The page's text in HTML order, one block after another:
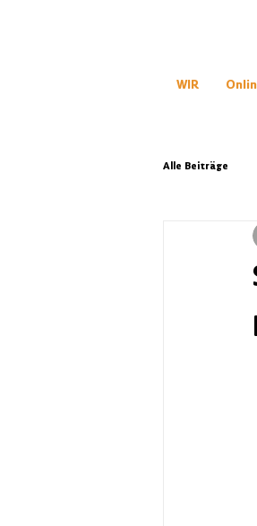
WIR
Alle Beiträge